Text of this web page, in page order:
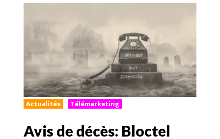
Actualités Télémarketing
Avis de décès: Bloctel